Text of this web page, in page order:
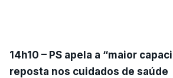
MOMENTO INDISPONÍVEL
14h10 – PS apela a “maior
reposta nos cuidados de saúde